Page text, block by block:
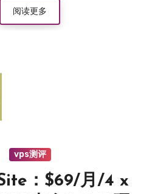
阅读更多
vps测评
：$69/月/4 x